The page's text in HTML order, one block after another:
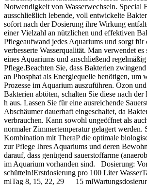
Notwendigkeit von Wasserwechseln. Special
ausschließlich lebende, voll entwickelte
sofort nach der Dosierung ihre Wirkung
einer Vielzahl an nützlichen und effektiven
Pflegeaufwand jedes Aquariums und sorgt für
verbesserte Wasserqualität. Man verwendet
eines Aquariums und anschließend
Pflege.Beachten Sie, dass Bakterien
an Phosphat als Energiequelle benötigen, um
Prozesse im Aquarium auszuführen. Ozon
Bakterien abtöten, schalten Sie diese nach
h aus. Lassen Sie für eine ausreichende
Abschäumer dauerhaft eingeschaltet, da
verbrauchen. Kann sowohl ungeöffnet als
normaler Zimmertemperatur gelagert werden.
Kombination mit TheraP die optimale
zur Pflege Ihres Aquariums und deren
darauf, dass genügend sauerstoffarme
im Aquarium vorhanden sind. Dosierung:
schütteln!Erstdosierung pro 100
mlTag 8, 15, 22, 29 15